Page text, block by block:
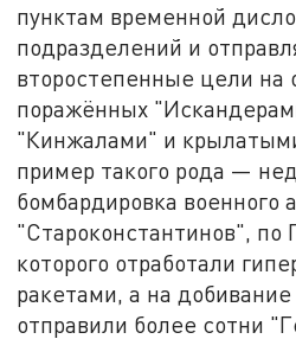
пунктам временной
подразделений и
второстепенные цели на
поражённых
"Кинжалами" и
пример такого рода —
бомбардировка военного
"Староконстантинов",
которого отработали
ракетами, а на
отправили более сотни